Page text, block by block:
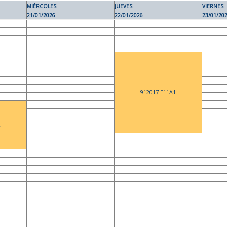
MIÉRCOLES
21/01/2026
JUEVES
22/01/2026
VIERNES
23/01/
912017 E11A1